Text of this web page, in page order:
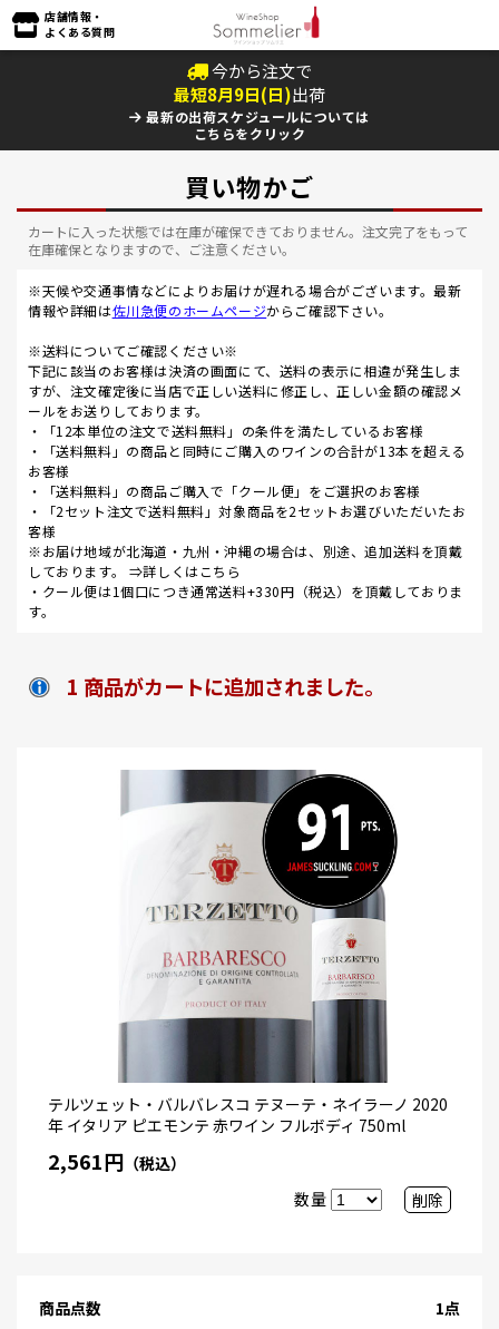
店舗情報・
よくある質問
今から注文で
最短8月9日(日)出荷
最新の出荷スケジュールについては
こちらをクリック
買い物かご
カートに入った状態では在庫が確保できておりません。注文完了をもって
在庫確保となりますので、ご注意ください。
※天候や交通事情などによりお届けが遅れる場合がございます。最新
情報や詳細は佐川急便のホームページからご確認下さい。
※送料についてご確認ください※
下記に該当のお客様は決済の画面にて、送料の表示に相違が発生しま
すが、注文確定後に当店で正しい送料に修正し、正しい金額の確認メ
ールをお送りしております。
・「12本単位の注文で送料無料」の条件を満たしているお客様
・「送料無料」の商品と同時にご購入のワインの合計が13本を超える
お客様
・「送料無料」の商品ご購入で「クール便」をご選択のお客様
・「2セット注文で送料無料」対象商品を2セットお選びいただいたお
客様
※お届け地域が北海道・九州・沖縄の場合は、別途、追加送料を頂戴
しております。 ⇒詳しくはこちら
・クール便は1個口につき通常送料+330円（税込）を頂戴しておりま
す。
1 商品がカートに追加されました。
テルツェット・バルバレスコ テヌーテ・ネイラーノ 2020
年 イタリア ピエモンテ 赤ワイン フルボディ 750ml
2,561円 （税込）
数量
削除
商品点数
1点